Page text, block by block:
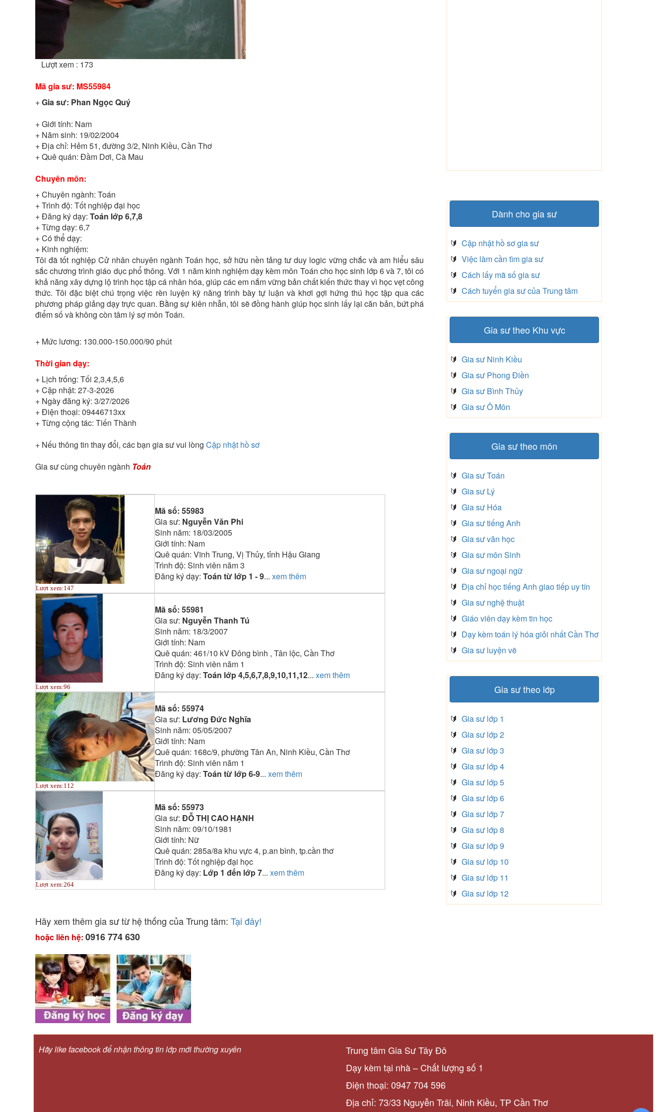
Lượt xem : 173
Mã gia sư: MS55984
+Gia sư: Phan Ngọc Quý
+ Giới tính: Nam
+ Năm sinh: 19/02/2004
+ Địa chỉ: Hẻm 51, đường 3/2, Ninh Kiều, Cần Thơ
+ Quê quán:Đầm Dơi, Cà Mau
Chuyên môn:
+ Chuyên ngành:Toán
+ Trình độ:Tốt nghiệp đại học
+ Đăng ký dạy:Toán lớp 6,7,8
+ Từng dạy:6,7
+ Có thể dạy:
+ Kinh nghiệm:
Tôi đã tốt nghiệp Cử nhân chuyên ngành Toán học, sở hữu nền tảng tư duy logic vững chắc và am hiểu sâu
sắc chương trình giáo dục phổ thông. Với 1 năm kinh nghiệm dạy kèm môn Toán cho học sinh lớp 6 và 7, tôi có
khả năng xây dựng lộ trình học tập cá nhân hóa, giúp các em nắm vững bản chất kiến thức thay vì học vẹt công
thức. Tôi đặc biệt chú trọng việc rèn luyện kỹ năng trình bày tự luận và khơi gợi hứng thú học tập qua các
phương pháp giảng dạy trực quan. Bằng sự kiên nhẫn, tôi sẽ đồng hành giúp học sinh lấy lại căn bản, bứt phá
điểm số và không còn tâm lý sợ môn Toán.
+ Mức lương: 130.000-150.000/90 phút
Thời gian dạy:
+ Lịch trống:Tối 2,3,4,5,6
+ Cập nhật:27-3-2026
+ Ngày đăng ký:3/27/2026
+ Điện thoại:09446713xx
+ Từng cộng tác:Tiến Thành
+ Nếu thông tin thay đổi, các bạn gia sư vui lòngCập nhật hồ sơ
Gia sư cùng chuyên ngành Toán
Lượt xem:147
Mã số:55983
Gia sư: Nguyễn Văn Phi
Sinh năm: 18/03/2005
Giới tính: Nam
Quê quán:Vĩnh Trung, Vị Thủy, tỉnh Hậu Giang
Trình độ:Sinh viên năm 3
Đăng ký dạy:Toán từ lớp 1 - 9...xem thêm
Lượt xem:96
Mã số:55981
Gia sư: Nguyễn Thanh Tú
Sinh năm: 18/3/2007
Giới tính: Nam
Quê quán:461/10 kV Đông bình , Tân lộc, Cần Thơ
Trình độ:Sinh viên năm 1
Đăng ký dạy:Toán lớp 4,5,6,7,8,9,10,11,12...xem thêm
Lượt xem:112
Mã số:55974
Gia sư: Lương Đức Nghĩa
Sinh năm:05/05/2007
Giới tính: Nam
Quê quán: 168c/9, phường Tân An, Ninh Kiều, Cần Thơ
Trình độ:Sinh viên năm 1
Đăng ký dạy:Toán từ lớp 6-9...xem thêm
Lượt xem:264
Mã số:55973
Gia sư:ĐỖ THỊ CAO HẠNH
Sinh năm:09/10/1981
Giới tính: Nữ
Quê quán:285a/8a khu vực 4, p.an bình, tp.cần thơ
Trình độ:Tốt nghiệp đại học
Đăng ký dạy: Lớp 1 đến lớp 7...xem thêm
Hãy xem thêm gia sư từ hệ thống của Trung tâm:Tại đây!
hoặc liên hệ:0916 774 630
Dành cho gia sư
🔰 Cập nhật hồ sơ gia sư
🔰 Việc làm cần tìm gia sư
🔰 Cách lấy mã số gia sư
🔰 Cách tuyển gia sư của Trung tâm
Gia sư theo Khu vực
🔰 Gia sư Ninh Kiều
🔰 Gia sư Phong Điền
🔰 Gia sư Bình Thủy
🔰 Gia sư Ô Môn
Gia sư theo môn
🔰 Gia sư Toán
🔰 Gia sư Lý
🔰 Gia sư Hóa
🔰 Gia sư tiếng Anh
🔰 Gia sư văn học
🔰 Gia sư môn Sinh
🔰 Gia sư ngoại ngữ
🔰 Địa chỉ học tiếng Anh giao tiếp uy tín
🔰 Gia sư nghệ thuật
🔰 Giáo viên dạy kèm tin học
🔰 Dạy kèm toán lý hóa giỏi nhất Cần Thơ
🔰 Gia sư luyện vẽ
Gia sư theo lớp
🔰 Gia sư lớp 1
🔰 Gia sư lớp 2
🔰 Gia sư lớp 3
🔰 Gia sư lớp 4
🔰 Gia sư lớp 5
🔰 Gia sư lớp 6
🔰 Gia sư lớp 7
🔰 Gia sư lớp 8
🔰 Gia sư lớp 9
🔰 Gia sư lớp 10
🔰 Gia sư lớp 11
🔰 Gia sư lớp 12
Hãy like facebook để nhận thông tin lớp mới thường xuyên
Trung tâm Gia Sư Tây Đô
Dạy kèm tại nhà – Chất lượng số 1
Điện thoại: 0947 704 596
Địa chỉ: 73/33 Nguyễn Trãi, Ninh Kiều, TP Cần Thơ